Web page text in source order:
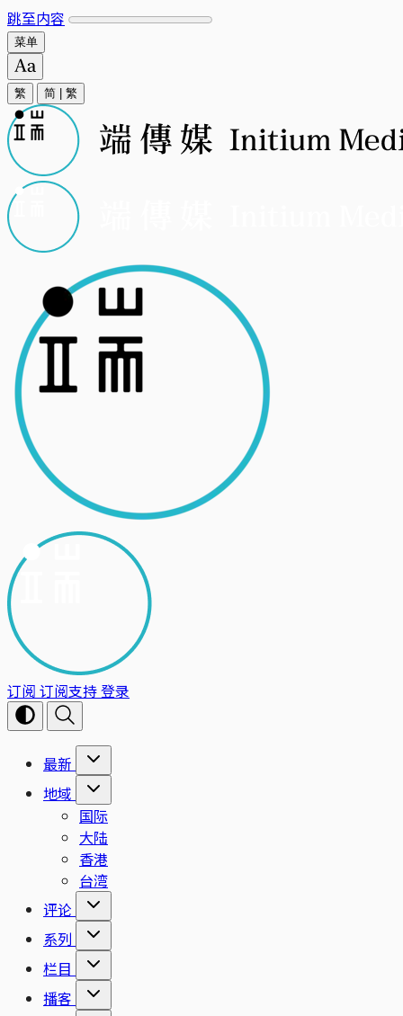
跳至内容
菜单
繁 简 繁
订阅 订阅支持登录
最新
地域
国际
大陆
香港
台湾
评论
系列
栏目
播客